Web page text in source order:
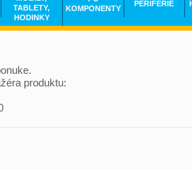
produktu:
TABLETY,
HODINKY
KOMPONENTY
PERIFÉRIE